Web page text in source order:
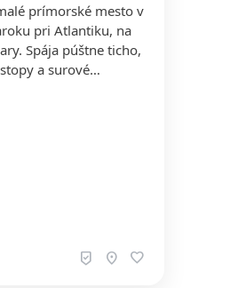
prímorské mesto v
pri Atlantiku, na
Spája púštne ticho,
a surové…
beenhere location_on favorite